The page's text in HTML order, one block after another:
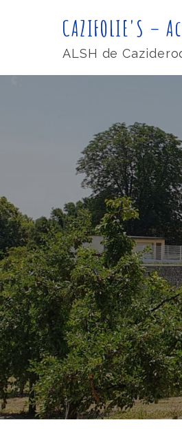
CAZIFOLIE'S –
ALSH de